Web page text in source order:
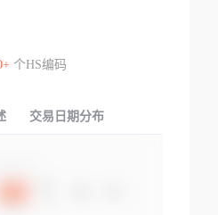
个HS编码
交易日期分布